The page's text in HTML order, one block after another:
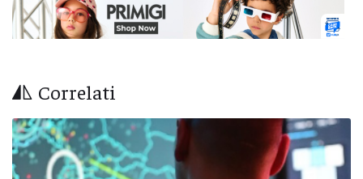
Correlati